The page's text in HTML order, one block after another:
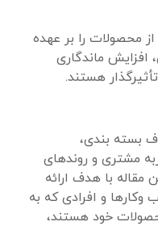
محصولات را بر عهده
افزایش ماندگاری
هستند.
بسته‌ بندی،
مشتری و روندهای
مقاله با هدف ارائه
وکارها و افرادی که به
خود هستند،